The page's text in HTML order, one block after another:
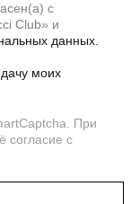
с
Club» и
данных.
моих
При
согласие с